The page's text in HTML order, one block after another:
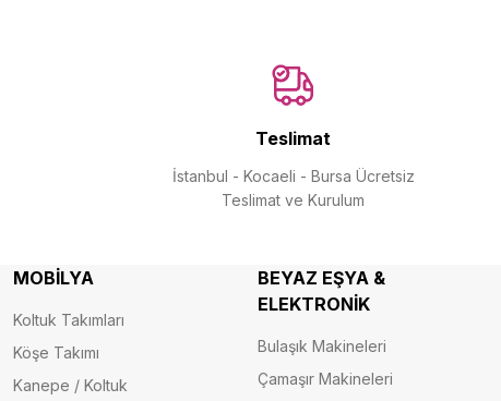
Teslimat
İstanbul - Kocaeli - Bursa Ücretsiz
Teslimat ve Kurulum
MOBİLYA
Koltuk Takımları
Köşe Takımı
Kanepe / Koltuk
BEYAZ EŞYA &
ELEKTRONİK
Bulaşık Makineleri
Çamaşır Makineleri